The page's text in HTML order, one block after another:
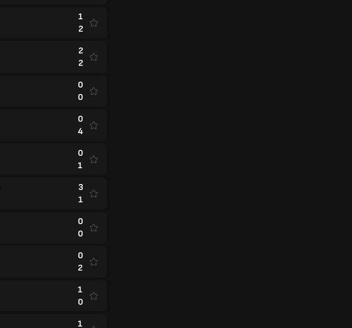
1
2
2
2
0
0
0
4
0
1
3
1
0
0
0
2
1
0
1